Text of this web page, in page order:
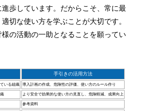
歩しています。だからこそ、常に最
切な使い方を学ぶことが大切です。
の活動の一助となることを願ってい
手引きの活用方法
いる組織 導入計画の作成、危険性の評価、使い方のルール作り
より安全で効果的な使い方の見直し、危険軽減、成果向上
参考資料